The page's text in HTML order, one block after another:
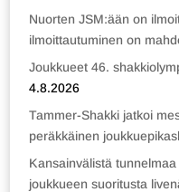
Nuorten JSM:ään on
ilmoittautuminen on
Joukkueet 46.
4.8.2026
Tammer-Shakki jatkoi
peräkkäinen
Kansainvälistä
joukkueen suoritusta